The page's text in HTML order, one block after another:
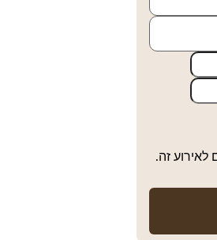
לאירוע זה.